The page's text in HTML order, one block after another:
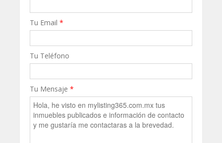
Tu Email *
Tu Teléfono
Tu Mensaje *